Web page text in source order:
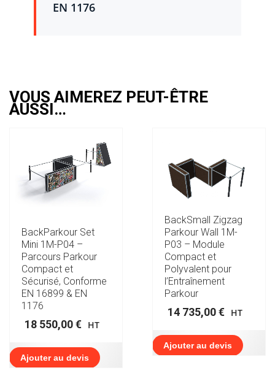
EN 1176
VOUS AIMEREZ PEUT-ÊTRE
AUSSI…
BackParkour Set
Mini 1M-P04 –
Parcours Parkour
Compact et
Sécurisé, Conforme
EN 16899 & EN
1176
18 550,00€ HT
Ajouter au devis
BackSmall Zigzag
Parkour Wall 1M-
P03 – Module
Compact et
Polyvalent pour
l’Entraînement
Parkour
14 735,00€ HT
Ajouter au devis